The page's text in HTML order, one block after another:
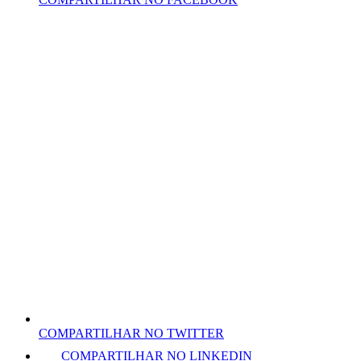
COMPARTILHAR NO TWITTER
COMPARTILHAR NO LINKEDIN